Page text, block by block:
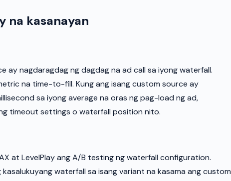
na kasanayan
ay nagdaragdag ng dagdag na ad call sa iyong waterfall.
na time-to-fill. Kung ang isang custom source ay
sa iyong average na oras ng pag-load ng ad,
timeout settings o waterfall position nito.
at LevelPlay ang A/B testing ng waterfall configuration.
waterfall sa isang variant na kasama ang custom